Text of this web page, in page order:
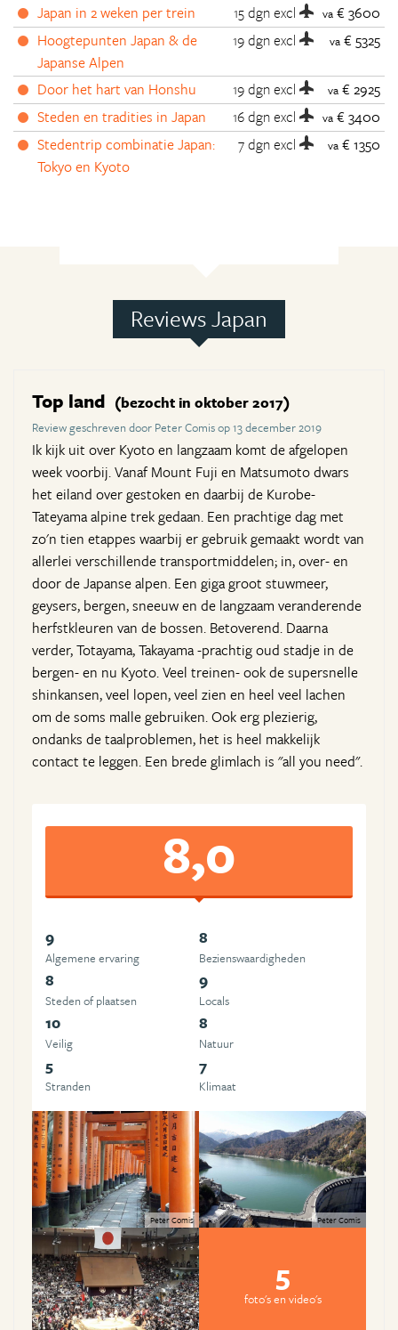
Japan in 2 weken per trein
15 dgnexcl va € 3600
Hoogtepunten Japan & de
Japanse Alpen
19 dgnexcl va € 5325
Door het hart van Honshu 19 dgnexcl va € 2925
Steden en tradities in Japan
16 dgnexcl va € 3400
Stedentrip combinatie Japan:
Tokyo en Kyoto
7 dgnexcl va € 1350
Reviews Japan
Top land (bezocht in oktober 2017)
Review geschreven door Peter Comis op 13 december 2019
Ik kijk uit over Kyoto en langzaam komt de afgelopen
week voorbij. Vanaf Mount Fuji en Matsumoto dwars
het eiland over gestoken en daarbij de Kurobe-
Tateyama alpine trek gedaan. Een prachtige dag met
zo'n tien etappes waarbij er gebruik gemaakt wordt van
allerlei verschillende transportmiddelen; in, over- en
door de Japanse alpen. Een giga groot stuwmeer,
geysers, bergen, sneeuw en de langzaam veranderende
herfstkleuren van de bossen. Betoverend. Daarna
verder, Totayama, Takayama -prachtig oud stadje in de
bergen- en nu Kyoto. Veel treinen- ook de supersnelle
shinkansen, veel lopen, veel zien en heel veel lachen
om de soms malle gebruiken. Ook erg plezierig,
ondanks de taalproblemen, het is heel makkelijk
contact te leggen. Een brede glimlach is "all you need".
8,0
9
Algemene ervaring
8
Beziens­waardigheden
8
Steden of plaatsen
9
Locals
10
Veilig
8
Natuur
5
Stranden
7
Klimaat
Peter Comis Peter Comis
5
foto's en video's